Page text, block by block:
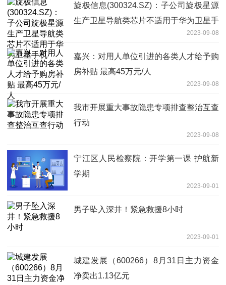
旋极信息(300324.SZ)：子公司旋极星源
生产卫星导航类芯片不适用于华为卫星手
2023-09-08
嘉兴：对用人单位引进的各类人才给予购
房补贴 最高45万元/人
2023-09-08
我市开展重大事故隐患专项排查整治互查
行动
2023-09-08
宁江区人民检察院：开学第一课 护航新
学期
2023-09-01
男子坠入深井！紧急救援8小时
2023-09-01
城建发展（600266）8月31日主力资金
净卖出1.13亿元